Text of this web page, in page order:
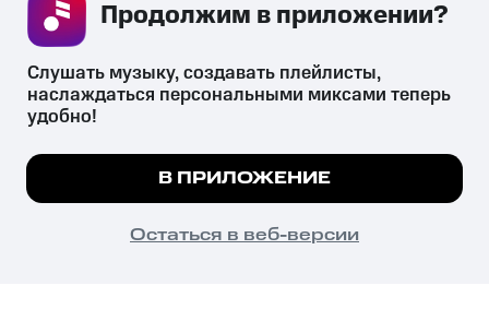
СКАЧАТЬ ПРИЛОЖЕНИЕ
психотропных веществ, их аналогов причиняет вред здоровью,
их незаконный оборот запрещён и влечёт установленную
законодательством ответственность.
© 2026 ООО «КИОН».
Все права защищены
Мы используем куки, чтобы на сайте все
Подробнее
ПОНЯТНО
Слушать музыку, создавать плейлисты,
наслаждаться персональными миксами теперь
удобно!
В ПРИЛОЖЕНИЕ
Остаться в веб-версии